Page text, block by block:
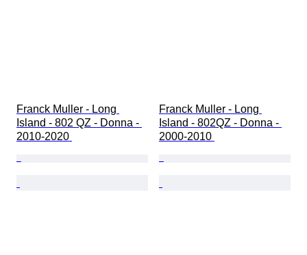
Franck Muller - Long
Island - 802 QZ - Donna -
2010-2020
Franck Muller - Long
Island - 802QZ - Donna -
2000-2010